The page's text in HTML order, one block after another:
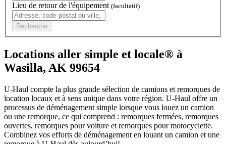
Lieu de retour de l'équipement (facultatif)
Recherche
Locations aller simple et locale® à
Wasilla, AK 99654
U-Haul compte la plus grande sélection de camions et remorques de
location locaux et à sens unique dans votre région. U-Haul offre un
processus de déménagement simple lorsque vous louez un camion
ou une remorque, ce qui comprend : remorques fermées, remorques
ouvertes, remorques pour voiture et remorques pour motocyclette.
Combinez vos efforts de déménagement en louant un camion et une